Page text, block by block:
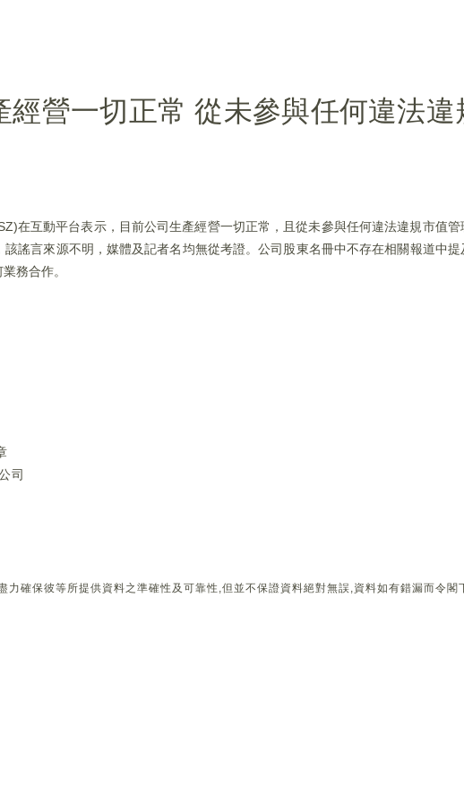
經營一切正常 從未參與任何違法違
在互動平台表示，目前公司生產經營一切正常，且從未參與任何違法違規市值
謠言來源不明，媒體及記者名均無從考證。公司股東名冊中不存在相關報道中
務合作。
司
確保彼等所提供資料之準確性及可靠性,但並不保證資料絕對無誤,資料如有錯漏而令閣